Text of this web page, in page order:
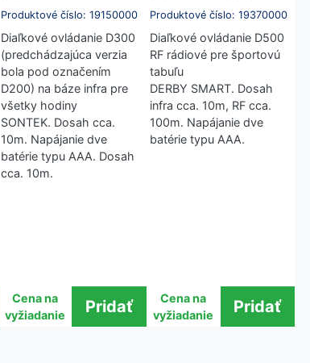
Produktové číslo: 19150000
Diaľkové ovládanie D300
(predchádzajúca verzia
bola pod označením
D200) na báze infra pre
všetky hodiny
SONTEK. Dosah cca.
10m. Napájanie dve
batérie typu AAA. Dosah
cca. 10m.
Cena na
vyžiadanie
Produktové číslo: 19370000
Diaľkové ovládanie D500
RF rádiové pre športovú
tabuľu
DERBY SMART. Dosah
infra cca. 10m, RF cca.
100m. Napájanie dve
batérie typu AAA.
Cena na
vyžiadanie